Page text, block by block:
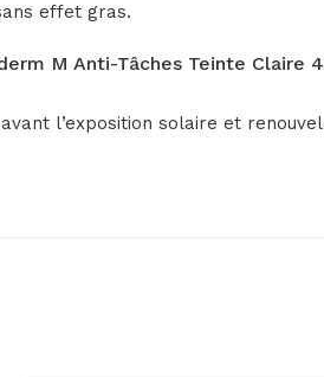
effet gras.
M Anti-Tâches Teinte Claire
l’exposition solaire et